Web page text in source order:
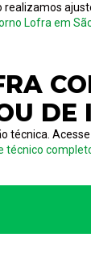
Lofra em
DE
técnica. Acesse